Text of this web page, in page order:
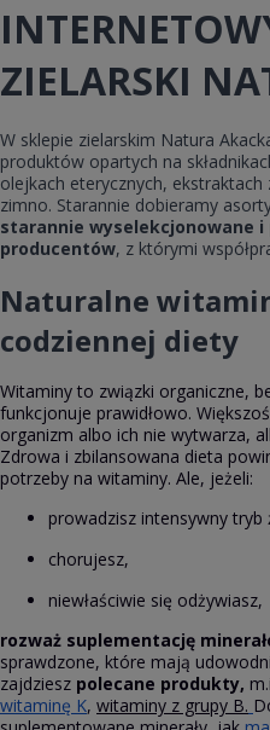
ZIELARSKI
W sklepie zielarskim Natura
produktów opartych na
olejkach eterycznych, ekstraktach
zimno. Starannie dobieramy
starannie wyselekcjonowane i
producentów, z którymi
Naturalne
codziennej diety
Witaminy to związki organiczne,
funkcjonuje prawidłowo.
organizm albo ich nie wytwarza,
Zdrowa i zbilansowana dieta
potrzeby na witaminy. Ale, jeżeli:
prowadzisz intensywny tryb
chorujesz,
niewłaściwie się odżywiasz,
rozważ suplementację
sprawdzone, które mają
zajdziesz polecane produkty,
witaminę K, witaminy z grupy B.